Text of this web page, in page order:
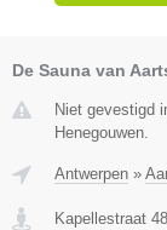
De Sauna van
Niet gevestigd
Henegouwen.
Antwerpen »
Kapellestraat 48